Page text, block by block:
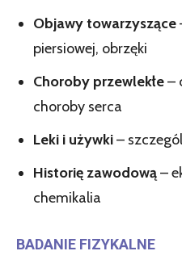
Objawy towarzyszące
piersiowej, obrzęki
Choroby przewlekłe–
choroby serca
Leki i używki–
Historię zawodową–
chemikalia
BADANIE FIZYKALNE